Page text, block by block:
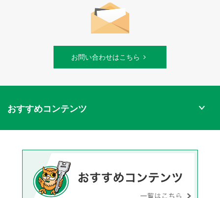
お問い合わせはこちら
おすすめコンテンツ